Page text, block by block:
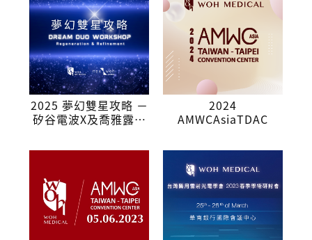
2025 夢幻雙星攻略 －
矽谷電波X及喬雅露臨
2024
AMWCAsiaTDAC